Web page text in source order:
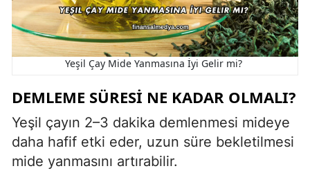
Yeşil Çay Mide Yanmasına İyi Gelir mi?
DEMLEME SÜRESI NE KADAR OLMALI?
Yeşil çayın 2–3 dakika demlenmesi mideye
daha hafif etki eder, uzun süre bekletilmesi
mide yanmasını artırabilir.